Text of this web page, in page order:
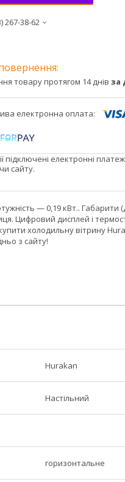
267-38-62
товару протягом 14 днів за
підключені електронні
сайту.
— 0,19 кВт..
Цифровий дисплей і
холодильну вітрину
з сайту!
Hurakan
Настільний
горизонтальне